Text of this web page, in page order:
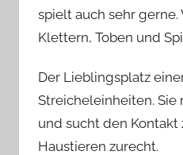
spielt auch sehr
Klettern, Toben und
Der Lieblingsplatz
Streicheleinheiten. Sie
und sucht den
Haustieren zurecht.